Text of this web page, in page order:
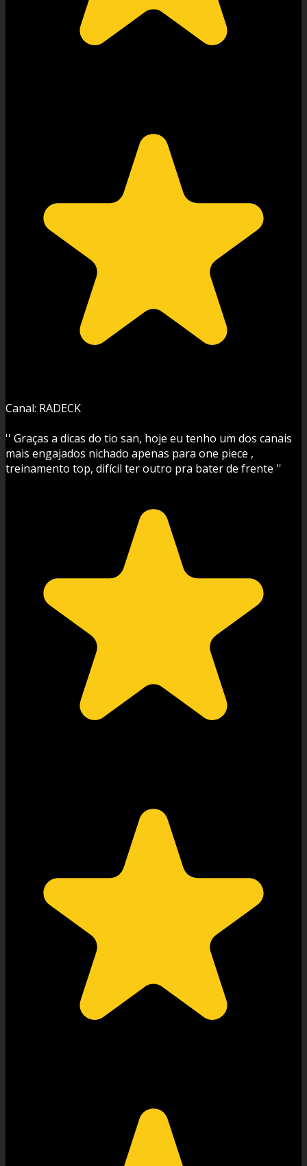
Canal: RADECK
'' Graças a dicas do tio san, hoje eu tenho um dos canais
mais engajados nichado apenas para one piece ,
treinamento top, difícil ter outro pra bater de frente ''